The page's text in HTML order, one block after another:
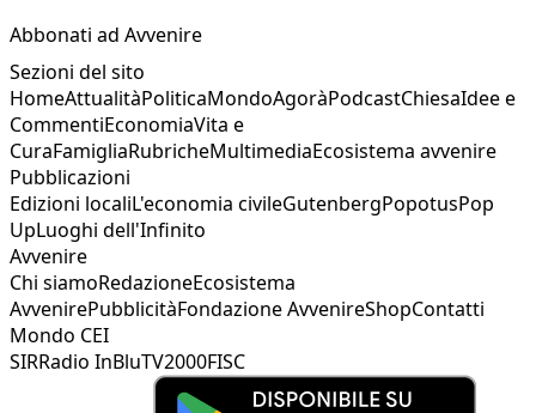
Abbonati ad Avvenire
Sezioni del sito
HomeAttualitàPoliticaMondoAgoràPodcastChiesaIdee e
CommentiEconomiaVita e
CuraFamigliaRubricheMultimediaEcosistema avvenire
Pubblicazioni
Edizioni localiL'economia civileGutenbergPopotusPop
UpLuoghi dell'Infinito
Avvenire
Chi siamoRedazioneEcosistema
AvvenirePubblicitàFondazione AvvenireShopContatti
Mondo CEI
SIRRadio InBluTV2000FISC